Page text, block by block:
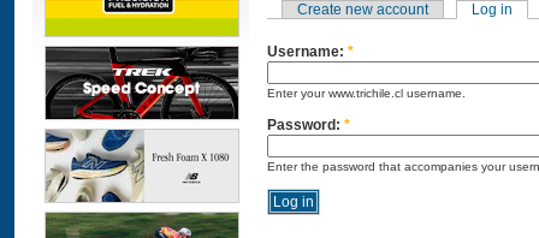
Create new account Log in
Username: *
Enter your www.trichile.cl username.
Password: *
Enter the password that accompanies your